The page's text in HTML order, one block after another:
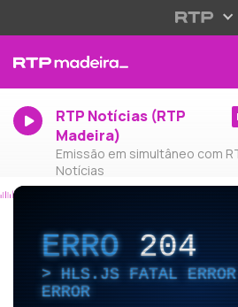
RTP Notícias (RTP
Madeira)
Emissão em simultâneo com
Notícias
ERRO204
HLS.JS FATAL
ERROR